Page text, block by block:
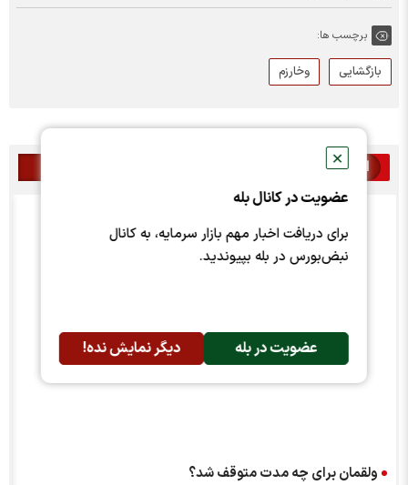
✕
عضویت در کانال بله
برای دریافت اخبار مهم بازار سرمایه، به کانال
نبض‌بورس در بله بپیوندید.
عضویت در بله دیگر نمایش نده!
برچسب ها:
بازگشایی وخارزم
اخبار مرتبط
ولقمان برای چه مدت متوقف شد؟